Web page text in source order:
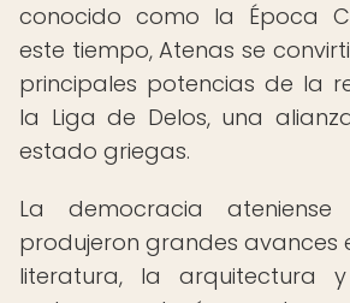
conocido como la Época
este tiempo, Atenas se
principales potencias de la
la Liga de Delos, una
estado griegas.
La democracia
produjeron grandes avances
literatura, la arquitectura